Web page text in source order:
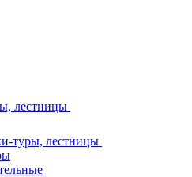
лестницы
туры, лестницы